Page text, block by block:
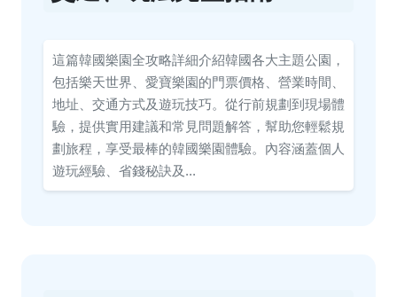
這篇韓國樂園全攻略詳細介紹韓國各大主題公園，
包括樂天世界、愛寶樂園的門票價格、營業時間、
地址、交通方式及遊玩技巧。從行前規劃到現場體
驗，提供實用建議和常見問題解答，幫助您輕鬆規
劃旅程，享受最棒的韓國樂園體驗。內容涵蓋個人
遊玩經驗、省錢秘訣及...